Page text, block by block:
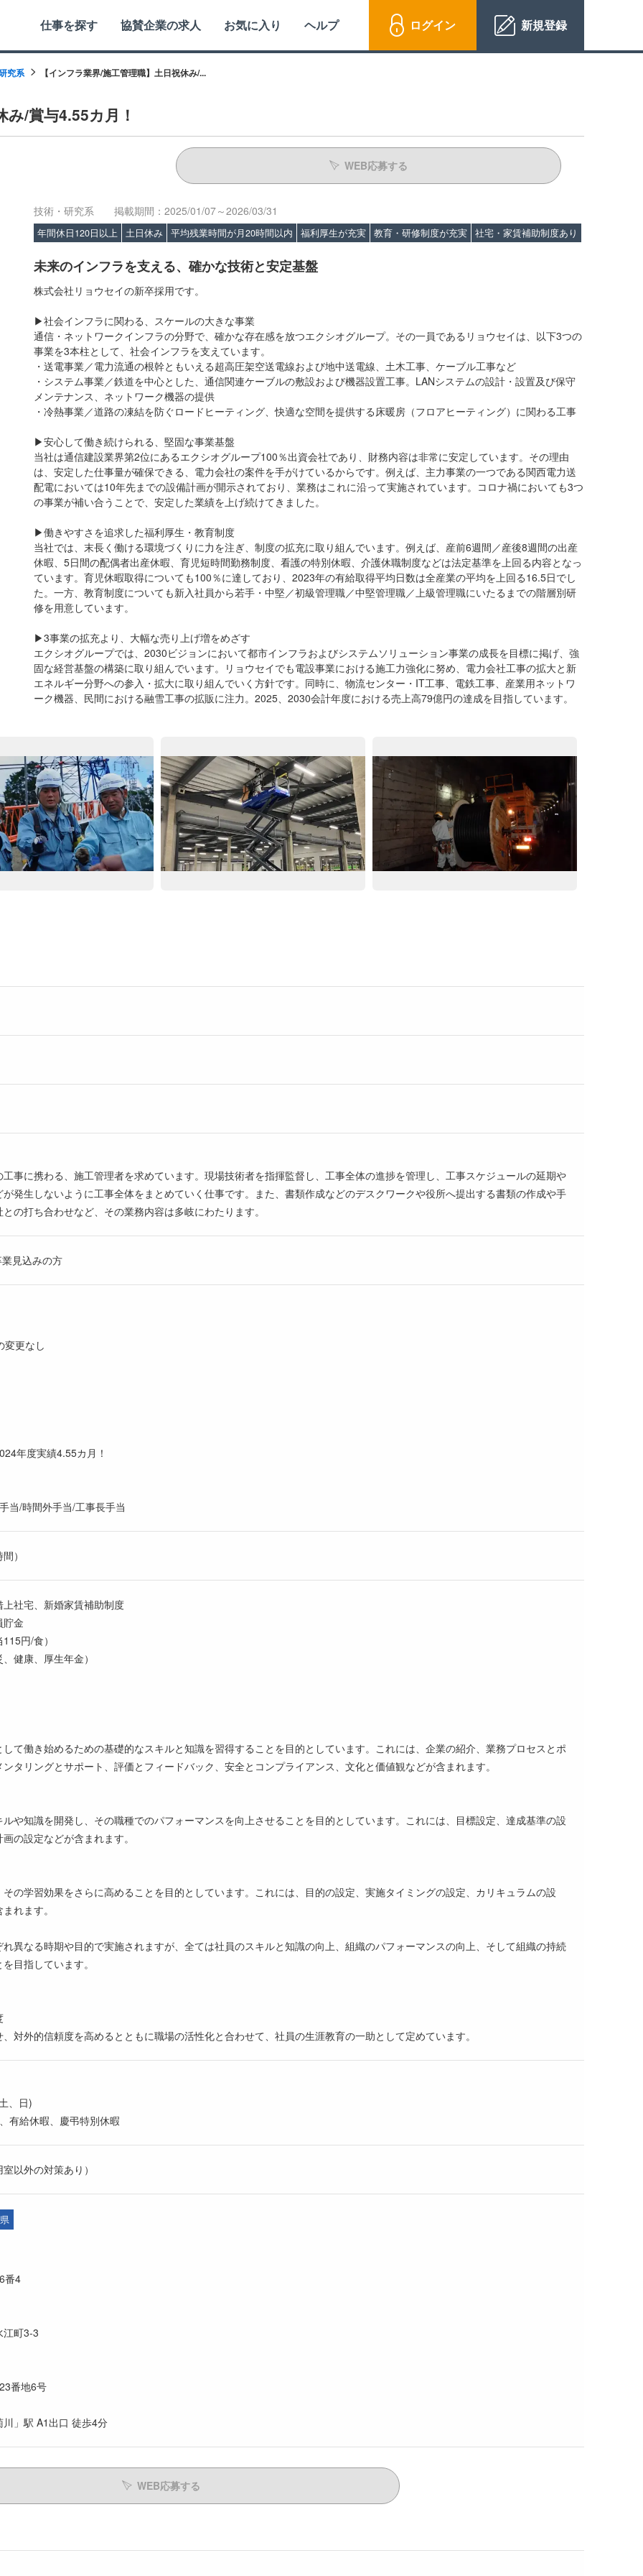
仕事を探す 協賛企業の求人 お気に入り ヘルプ ログイン 新規登録
究系 【インフラ業界/施工管理職】土日祝休み/...
/賞与4.55カ月！
WEB応募する
技術・研究系 掲載期間：2025/01/07～2026/03/31
年間休日120日以上 土日休み 平均残業時間が月20時間以内 福利厚生が充実 教育・研修制度が充実 社宅・家賃補助制度あり
未来のインフラを支える、確かな技術と安定基盤
株式会社リョウセイの新卒採用です。
▶社会インフラに関わる、スケールの大きな事業
通信・ネットワークインフラの分野で、確かな存在感を放つエクシオグループ。その一員であるリョウセイは、以下3つの
事業を3本柱として、社会インフラを支えています。
・送電事業／電力流通の根幹ともいえる超高圧架空送電線および地中送電線、土木工事、ケーブル工事など
・システム事業／鉄道を中心とした、通信関連ケーブルの敷設および機器設置工事。LANシステムの設計・設置及び保守
メンテナンス、ネットワーク機器の提供
・冷熱事業／道路の凍結を防ぐロードヒーティング、快適な空間を提供する床暖房（フロアヒーティング）に関わる工事
▶安心して働き続けられる、堅固な事業基盤
当社は通信建設業界第2位にあるエクシオグループ100％出資会社であり、財務内容は非常に安定しています。その理由
は、安定した仕事量が確保できる、電力会社の案件を手がけているからです。例えば、主力事業の一つである関西電力送
配電においては10年先までの設備計画が開示されており、業務はこれに沿って実施されています。コロナ禍においても3つ
の事業が補い合うことで、安定した業績を上げ続けてきました。
▶働きやすさを追求した福利厚生・教育制度
当社では、末長く働ける環境づくりに力を注ぎ、制度の拡充に取り組んでいます。例えば、産前6週間／産後8週間の出産
休暇、5日間の配偶者出産休暇、育児短時間勤務制度、看護の特別休暇、介護休職制度などは法定基準を上回る内容となっ
ています。育児休暇取得についても100％に達しており、2023年の有給取得平均日数は全産業の平均を上回る16.5日でし
た。一方、教育制度についても新入社員から若手・中堅／初級管理職／中堅管理職／上級管理職にいたるまでの階層別研
修を用意しています。
▶3事業の拡充より、大幅な売り上げ増をめざす
エクシオグループでは、2030ビジョンにおいて都市インフラおよびシステムソリューション事業の成長を目標に掲げ、強
固な経営基盤の構築に取り組んでいます。リョウセイでも電設事業における施工力強化に努め、電力会社工事の拡大と新
エネルギー分野への参入・拡大に取り組んでいく方針です。同時に、物流センター・IT工事、電鉄工事、産業用ネットワ
ーク機器、民間における融雪工事の拡販に注力。2025、2030会計年度における売上高79億円の達成を目指しています。
事に携わる、施工管理者を求めています。現場技術者を指揮監督し、工事全体の進捗を管理し、工事スケジュールの延期や
発生しないように工事全体をまとめていく仕事です。また、書類作成などのデスクワークや役所へ提出する書類の作成や手
の打ち合わせなど、その業務内容は多岐にわたります。
見込みの方
変更なし
年度実績4.55カ月！
当/時間外手当/工事長手当
）
社宅、新婚家賃補助制度
金
円/食）
健康、厚生年金）
て働き始めるための基礎的なスキルと知識を習得することを目的としています。これには、企業の紹介、業務プロセスとポ
タリングとサポート、評価とフィードバック、安全とコンプライアンス、文化と価値観などが含まれます。
や知識を開発し、その職種でのパフォーマンスを向上させることを目的としています。これには、目標設定、達成基準の設
の設定などが含まれます。
の学習効果をさらに高めることを目的としています。これには、目的の設定、実施タイミングの設定、カリキュラムの設
れます。
異なる時期や目的で実施されますが、全ては社員のスキルと知識の向上、組織のパフォーマンスの向上、そして組織の持続
目指しています。
対外的信頼度を高めるとともに職場の活性化と合わせて、社員の生涯教育の一助として定めています。
、日)
有給休暇、慶弔特別休暇
以外の対策あり）
番4
江町3-3
番地6号
」駅 A1出口 徒歩4分
WEB応募する